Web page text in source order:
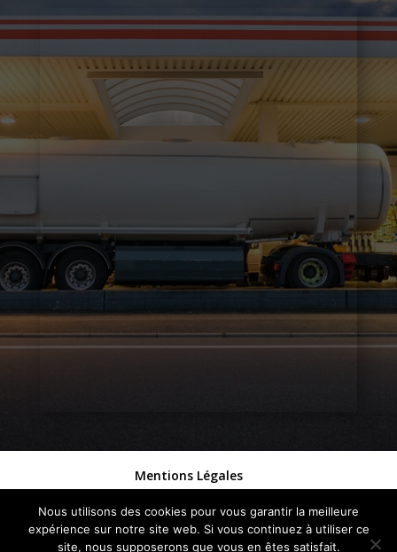
Mentions Légales
Création Site Internet Puy en Velay | WEBILIKO
|
Nous utilisons des cookies pour vous garantir la meilleure
expérience sur notre site web. Si vous continuez à utiliser ce
site, nous supposerons que vous en êtes satisfait.